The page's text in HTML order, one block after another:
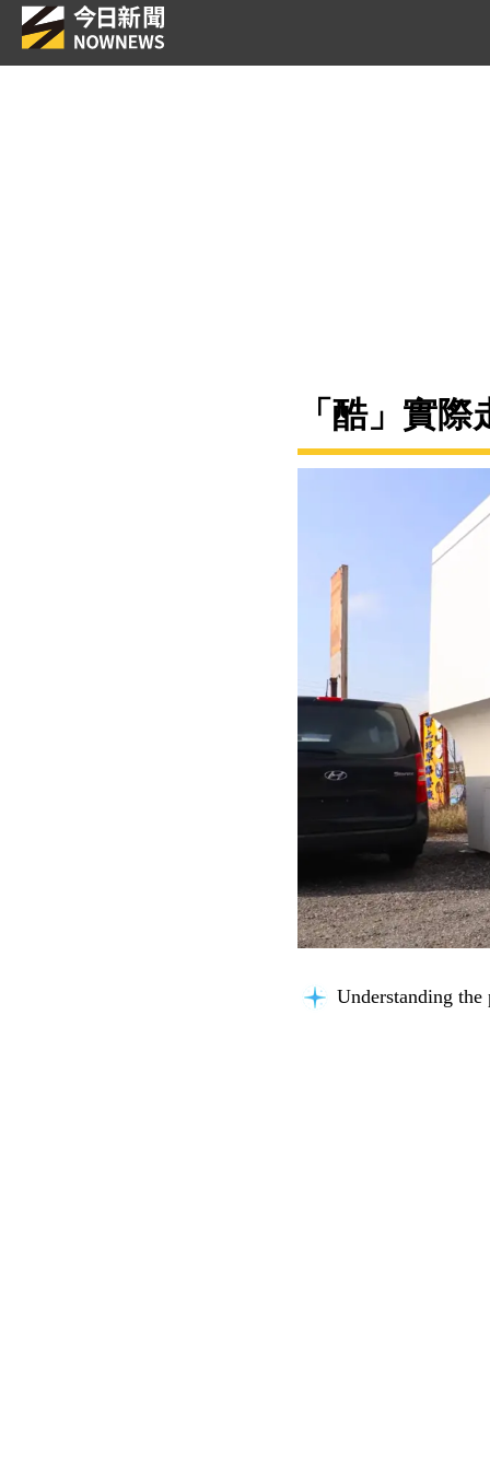
「酷」實
Understanding the